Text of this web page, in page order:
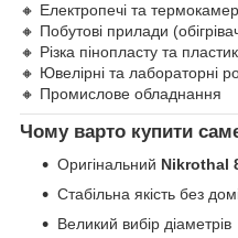
🔸 Електропечі та
🔸 Побутові прилади
🔸 Різка пінопласту та
🔸 Ювелірні та лабораторні
🔸 Промислове обладнання
Чому варто купити
Оригінальний Nikrothal
Стабільна якість без
Великий вибір діаметрів